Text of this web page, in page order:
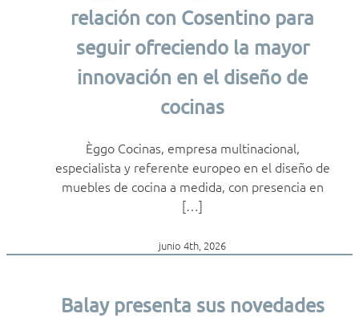
relación con Cosentino para
seguir ofreciendo la mayor
innovación en el diseño de
cocinas
Èggo Cocinas, empresa multinacional,
especialista y referente europeo en el diseño de
muebles de cocina a medida, con presencia en
[…]
junio 4th, 2026
Balay presenta sus novedades